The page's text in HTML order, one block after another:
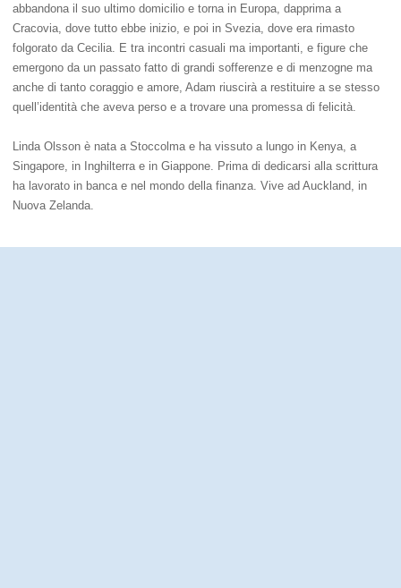
abbandona il suo ultimo domicilio e torna in Europa, dapprima a
Cracovia, dove tutto ebbe inizio, e poi in Svezia, dove era rimasto
folgorato da Cecilia. E tra incontri casuali ma importanti, e figure che
emergono da un passato fatto di grandi sofferenze e di menzogne ma
anche di tanto coraggio e amore, Adam riuscirà a restituire a se stesso
quell’identità che aveva perso e a trovare una promessa di felicità.
Linda Olsson è nata a Stoccolma e ha vissuto a lungo in Kenya, a
Singapore, in Inghilterra e in Giappone. Prima di dedicarsi alla scrittura
ha lavorato in banca e nel mondo della finanza. Vive ad Auckland, in
Nuova Zelanda.